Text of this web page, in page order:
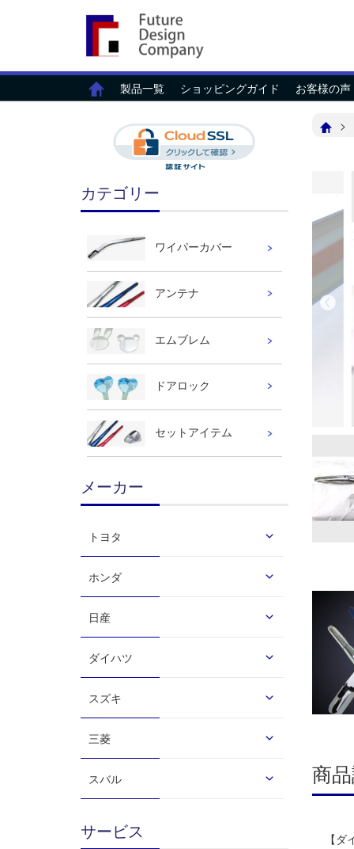
製品一覧 ショッピングガイド お客様の声
商
【
カテゴリー
ワイパーカバー
アンテナ
エムブレム
ドアロック
セットアイテム
メーカー
トヨタ
ホンダ
日産
ダイハツ
スズキ
三菱
スバル
サービス